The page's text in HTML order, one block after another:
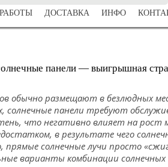
РАБОТЫ ДОСТАВКА ИНФО
панели — выигрышная
обычно размещают в безлюдных
солнечные панели требуют
что негативно влияет на рост
в результате чего
прямые солнечные лучи просто
варианты комбинации солнечных